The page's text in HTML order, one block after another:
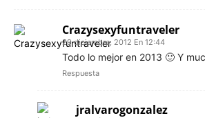
Crazysexyfuntraveler
29 diciembre, 2012 En 12:44
Todo lo mejor en 2013 🙂 Y
Respuesta
jralvarogonzalez